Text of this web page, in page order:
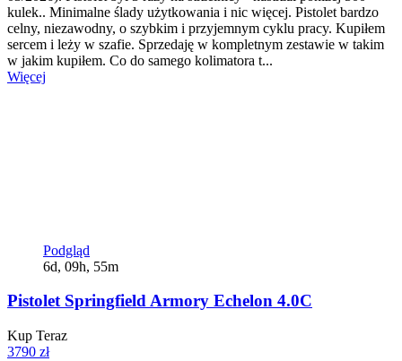
kulek.. Minimalne ślady użytkowania i nic więcej. Pistolet bardzo
celny, niezawodny, o szybkim i przyjemnym cyklu pracy. Kupiłem
sercem i leży w szafie. Sprzedaję w kompletnym zestawie w takim
w jakim kupiłem. Co do samego kolimatora t...
Więcej
Podgląd
6d, 09h, 55m
Pistolet Springfield Armory Echelon 4.0C
Kup Teraz
3790 zł